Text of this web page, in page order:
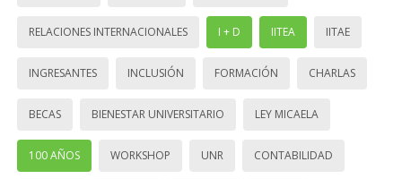
RELACIONES INTERNACIONALES I + D IITEA IITAE
INGRESANTES INCLUSIÓN FORMACIÓN CHARLAS
BECAS BIENESTAR UNIVERSITARIO LEY MICAELA
100 AÑOS WORKSHOP UNR CONTABILIDAD